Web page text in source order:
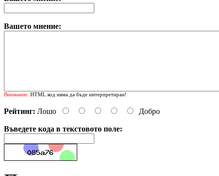
Вашето мнение:
Внимание: HTML код няма да бъде интерпретиран!
Рейтинг: Лошо Добро
Въведете кода в текстовото поле: